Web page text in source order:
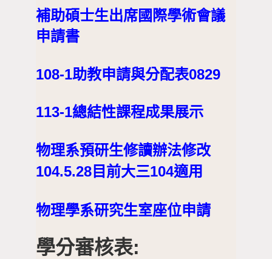
補助碩士生出席國際學術會議
申請書
108-1助教申請與分配表0829
113-1總結性課程成果展示
物理系預研生修讀辦法修改
104.5.28目前大三104適用
物理學系研究生室座位申請
學分審核表: